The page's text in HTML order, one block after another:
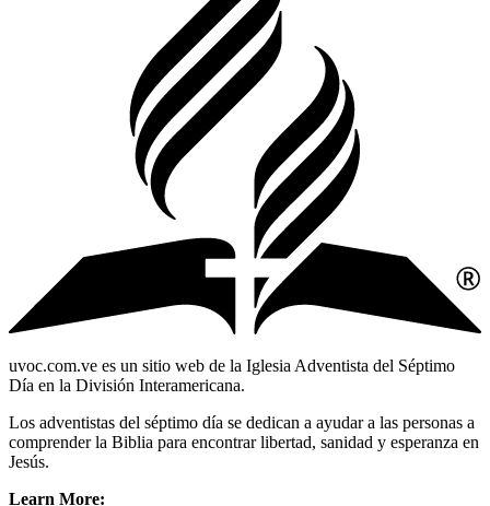
uvoc.com.ve es un sitio web de la Iglesia Adventista del Séptimo
Día en la División Interamericana.
Los adventistas del séptimo día se dedican a ayudar a las personas a
comprender la Biblia para encontrar libertad, sanidad y esperanza en
Jesús.
Learn More: